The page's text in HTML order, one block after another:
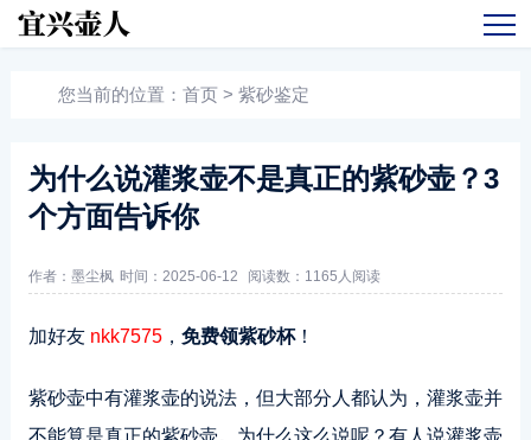
您当前的位置： 首页 > 紫砂鉴定
为什么说灌浆壶不是真正的紫砂壶？3
个方面告诉你
作者：墨尘枫 时间：2025-06-12 阅读数： 1165人阅读
加好友 nkk7575， 免费领紫砂杯！
紫砂壶中有灌浆壶的说法，但大部分人都认为，灌浆壶并
不能算是真正的紫砂壶。为什么这么说呢？有人说灌浆壶